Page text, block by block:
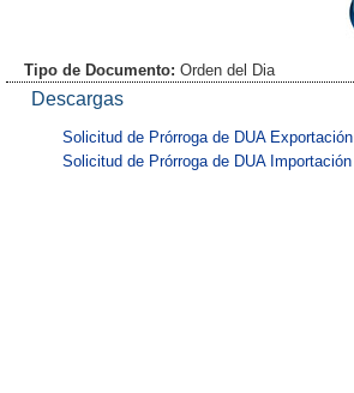
Tipo de Documento: Orden del Dia
Descargas
Solicitud de Prórroga de DUA Exportación
Solicitud de Prórroga de DUA Importación